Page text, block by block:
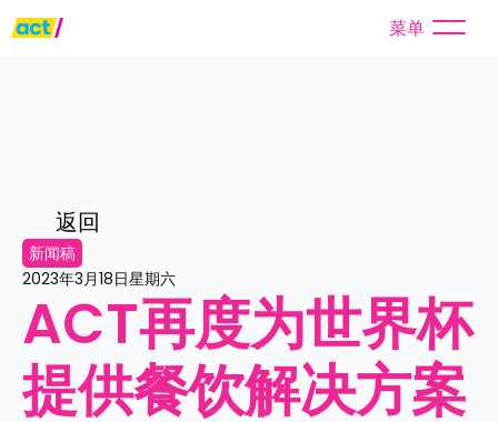
菜单
返回
新闻稿
2023年3月18日星期六
ACT再度为世界杯
提供餐饮解决方案